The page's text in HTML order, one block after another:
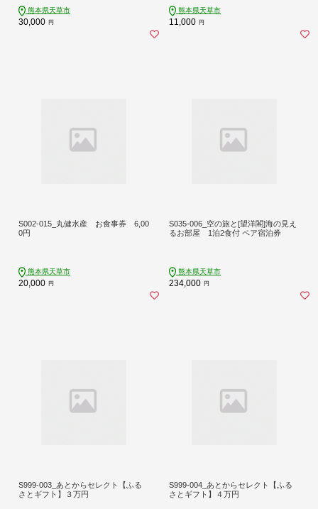
熊本県天草市
30,000 円
熊本県天草市
11,000 円
S002-015_丸健水産 お食事券 6,00
0円
熊本県天草市
20,000 円
S035-006_空の旅と[望洋閣]海の見え
るお部屋 1泊2食付 ペア宿泊券
熊本県天草市
234,000 円
S999-003_あとからセレクト【ふる
さとギフト】３万円
S999-004_あとからセレクト【ふる
さとギフト】４万円